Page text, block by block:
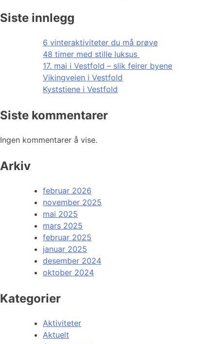
Siste innlegg
6 vinteraktiviteter du må prøve
48 timer med stille luksus
17. mai i Vestfold – slik feirer byene
Vikingveien i Vestfold
Kyststiene i Vestfold
Siste kommentarer
Ingen kommentarer å vise.
Arkiv
februar 2026
november 2025
mai 2025
mars 2025
februar 2025
januar 2025
desember 2024
oktober 2024
Kategorier
Aktiviteter
Aktuelt